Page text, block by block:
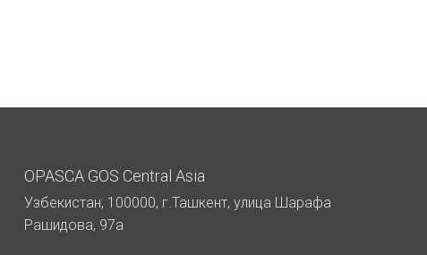
OPASCA GOS Central Asia
Узбекистан, 100000, г.Ташкент, улица Шарафа
Рашидова, 97а